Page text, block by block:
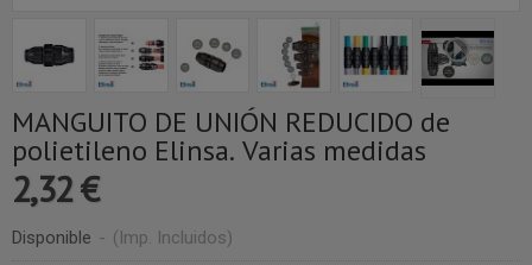
MANGUITO DE UNIÓN REDUCIDO de
polietileno Elinsa. Varias medidas
2,32 €
Disponible - (Imp. Incluidos)